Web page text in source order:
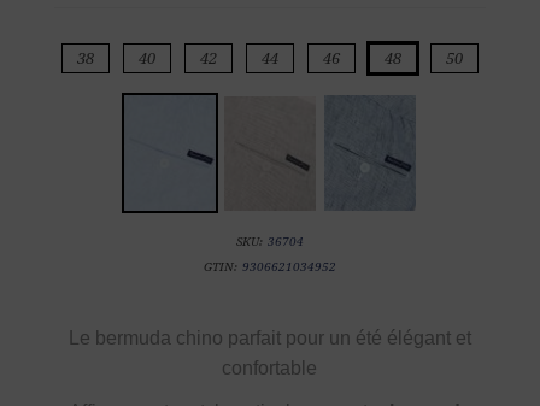
38 40 42 44 46 48 50
SKU: 36704
GTIN: 9306621034952
Le bermuda chino parfait pour un été élégant et
confortable